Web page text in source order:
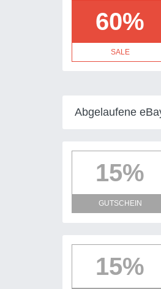
60%
SALE
Abgelaufene
15%
GUTSCHEIN
15%